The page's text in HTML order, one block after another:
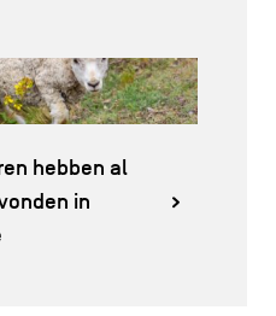
hebben al
in